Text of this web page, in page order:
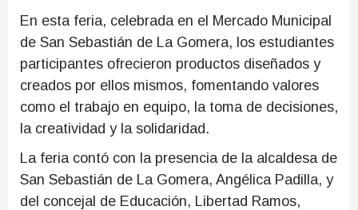
En esta feria, celebrada en el Mercado Municipal
de San Sebastián de La Gomera, los estudiantes
participantes ofrecieron productos diseñados y
creados por ellos mismos, fomentando valores
como el trabajo en equipo, la toma de decisiones,
la creatividad y la solidaridad.
La feria contó con la presencia de la alcaldesa de
San Sebastián de La Gomera, Angélica Padilla, y
del concejal de Educación, Libertad Ramos,